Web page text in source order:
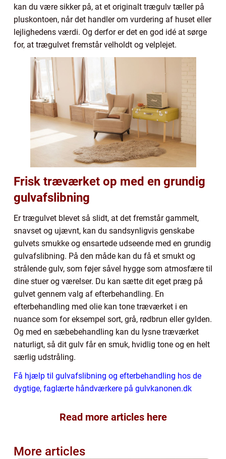
kan du være sikker på, at et originalt trægulv tæller på
pluskontoen, når det handler om vurdering af huset eller
lejlighedens værdi. Og derfor er det en god idé at sørge
for, at trægulvet fremstår velholdt og velplejet.
Frisk træværket op med en grundig
gulvafslibning
Er trægulvet blevet så slidt, at det fremstår gammelt,
snavset og ujævnt, kan du sandsynligvis genskabe
gulvets smukke og ensartede udseende med en grundig
gulvafslibning. På den måde kan du få et smukt og
strålende gulv, som føjer såvel hygge som atmosfære til
dine stuer og værelser. Du kan sætte dit eget præg på
gulvet gennem valg af efterbehandling. En
efterbehandling med olie kan tone træværket i en
nuance som for eksempel sort, grå, rødbrun eller gylden.
Og med en sæbebehandling kan du lysne træværket
naturligt, så dit gulv får en smuk, hvidlig tone og en helt
særlig udstråling.
Få hjælp til gulvafslibning og efterbehandling hos de
dygtige, faglærte håndværkere på gulvkanonen.dk
Read more articles here
More articles